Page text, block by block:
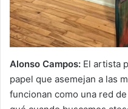
Alonso Campos: El artista
papel que asemejan a las
funcionan como una red